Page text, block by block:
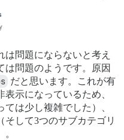
は問題にならないと考え
は問題のようです。原因
だと思います。これが有
示になっているため、
は少し複雑でした）、
して3つのサブカテゴリ